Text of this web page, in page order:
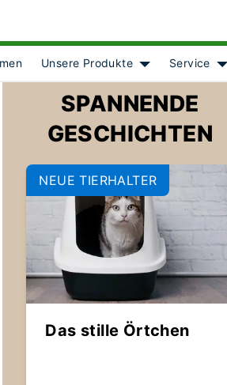
Unsere Produkte
Service
SPANNENDE
GESCHICHTEN
NEUE TIERHALTER
Das stille Örtchen